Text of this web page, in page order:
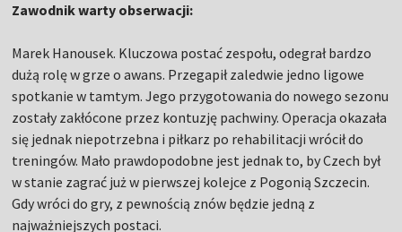
Zawodnik warty obserwacji:
Marek Hanousek. Kluczowa postać zespołu, odegrał bardzo
dużą rolę w grze o awans. Przegapił zaledwie jedno ligowe
spotkanie w tamtym. Jego przygotowania do nowego sezonu
zostały zakłócone przez kontuzję pachwiny. Operacja okazała
się jednak niepotrzebna i piłkarz po rehabilitacji wrócił do
treningów. Mało prawdopodobne jest jednak to, by Czech był
w stanie zagrać już w pierwszej kolejce z Pogonią Szczecin.
Gdy wróci do gry, z pewnością znów będzie jedną z
najważniejszych postaci.